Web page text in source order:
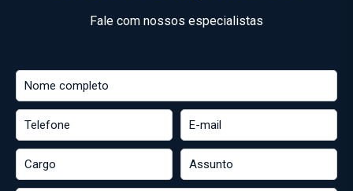
Fale com nossos especialistas